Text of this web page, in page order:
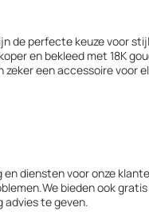
de perfecte keuze voor
en bekleed met 18K
een accessoire voor
diensten voor onze
bieden ook
advies te geven.